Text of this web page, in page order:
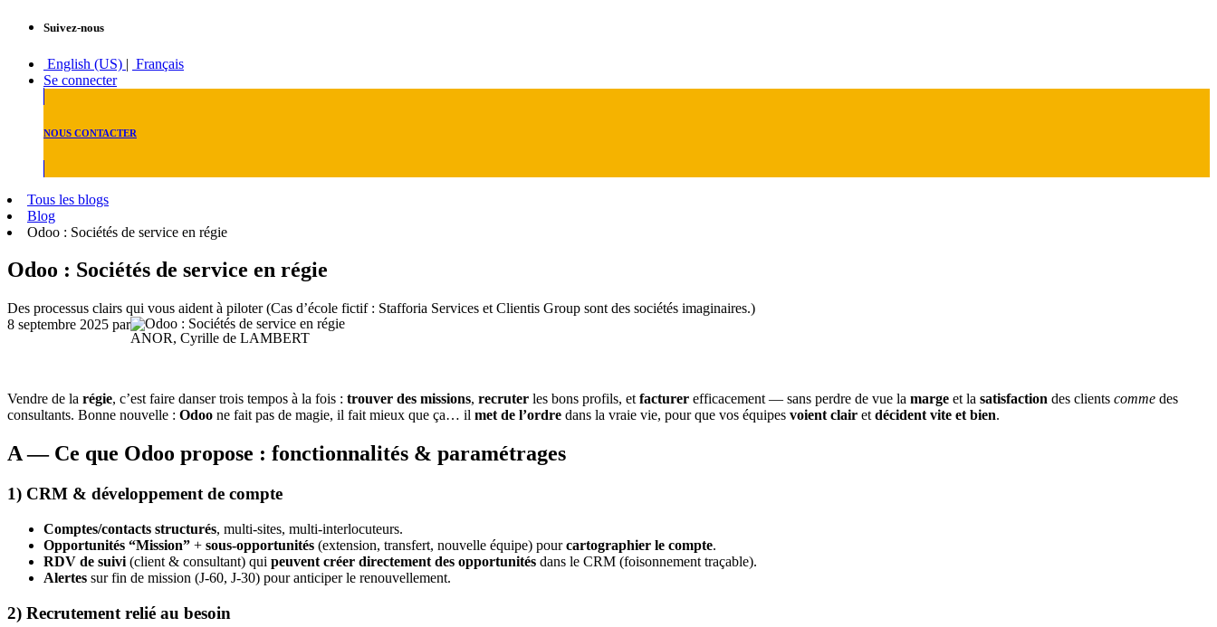
Suivez-nous
English (US) | Français
Se connecter
NOUS CONTACTER
Tous les blogs
Blog
Odoo : Sociétés de service en régie
Odoo : Sociétés de service en régie
Des processus clairs qui vous aident à piloter (Cas d’école fictif : Stafforia Services et Clientis Group sont des sociétés imaginaires.)
8 septembre 2025 par
ANOR, Cyrille de LAMBERT
Vendre de la régie, c’est faire danser trois tempos à la fois : trouver des missions, recruter les bons profils, et facturer efficacement — sans perdre de vue la marge et la satisfaction des clients comme des
consultants. Bonne nouvelle : Odoo ne fait pas de magie, il fait mieux que ça… il met de l’ordre dans la vraie vie, pour que vos équipes voient clair et décident vite et bien.
A — Ce que Odoo propose : fonctionnalités & paramétrages
1) CRM & développement de compte
Comptes/contacts structurés, multi-sites, multi-interlocuteurs.
Opportunités “Mission” + sous-opportunités (extension, transfert, nouvelle équipe) pourcartographier le compte.
RDV de suivi (client & consultant) qui peuvent créer directement des opportunités dans le CRM (foisonnement traçable).
Alertes sur fin de mission (J-60, J-30) pour anticiper le renouvellement.
2) Recrutement relié au besoin